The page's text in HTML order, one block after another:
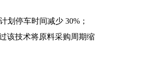
划停车时间减少 30%；
该技术将原料采购周期缩